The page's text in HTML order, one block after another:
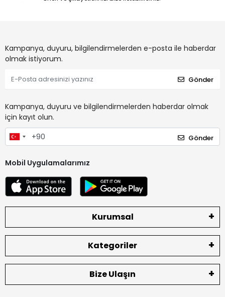
Kampanya, duyuru, bilgilendirmelerden e-posta ile haberdar
olmak istiyorum.
Gönder
Kampanya, duyuru ve bilgilendirmelerden haberdar olmak
için kayıt olun.
Gönder
Mobil Uygulamalarımız
Kurumsal
Kategoriler
Bize Ulaşın